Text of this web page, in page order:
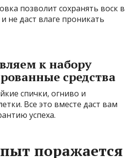
позволит сохранять воск в
не даст влаге проникать
к набору
средства
спички, огниво и
Все это вместе даст вам
успеха.
поражается